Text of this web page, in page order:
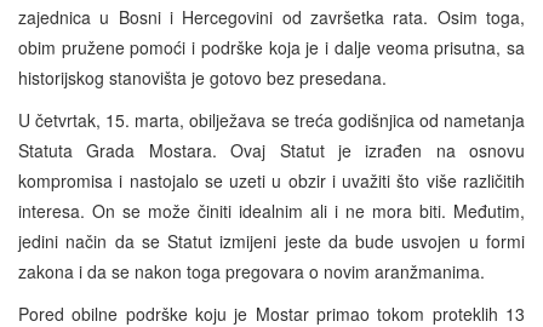
zajednica u Bosni i Hercegovini od završetka rata. Osim toga,
obim pružene pomoći i podrške koja je i dalje veoma prisutna, sa
historijskog stanovišta je gotovo bez presedana.
U četvrtak, 15. marta, obilježava se treća godišnjica od nametanja
Statuta Grada Mostara. Ovaj Statut je izrađen na osnovu
kompromisa i nastojalo se uzeti u obzir i uvažiti što više različitih
interesa. On se može činiti idealnim ali i ne mora biti. Međutim,
jedini način da se Statut izmijeni jeste da bude usvojen u formi
zakona i da se nakon toga pregovara o novim aranžmanima.
Pored obilne podrške koju je Mostar primao tokom proteklih 13